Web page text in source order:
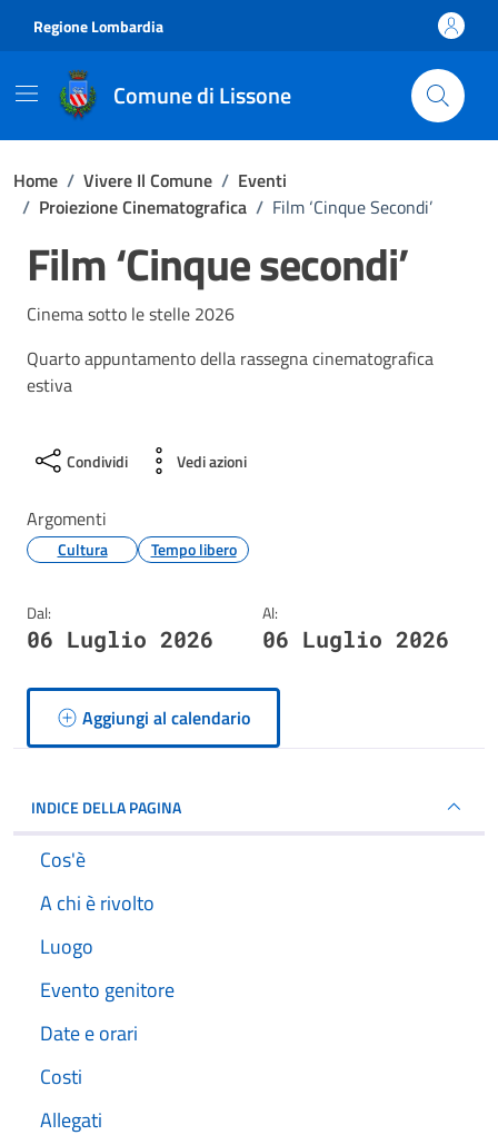
Regione Lombardia
Comune di Lissone
Home / Vivere Il Comune / Eventi
/ Proiezione Cinematografica / Film ‘Cinque Secondi’
Film ‘Cinque secondi’
Cinema sotto le stelle 2026
Quarto appuntamento della rassegna cinematografica
estiva
Condividi Vedi azioni
Argomenti
Cultura Tempo libero
Dal:
06 Luglio 2026
Al:
06 Luglio 2026
Aggiungi al calendario
INDICE DELLA PAGINA
Cos'è
A chi è rivolto
Luogo
Evento genitore
Date e orari
Costi
Allegati